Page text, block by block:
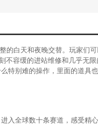
的白天和夜晚交替。玩家们
不容缓的进站维修和几乎无
特别难的操作，里面的道具
入全球数十条赛道，感受精